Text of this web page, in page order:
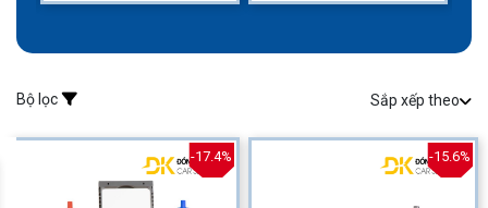
Bộ lọc Sắp xếp theo
-17.4% -15.6%